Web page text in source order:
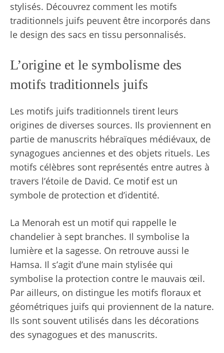
stylisés. Découvrez comment les motifs
traditionnels juifs peuvent être incorporés dans
le design des sacs en tissu personnalisés.
L’origine et le symbolisme des
motifs traditionnels juifs
Les motifs juifs traditionnels tirent leurs
origines de diverses sources. Ils proviennent en
partie de manuscrits hébraïques médiévaux, de
synagogues anciennes et des objets rituels. Les
motifs célèbres sont représentés entre autres à
travers l’étoile de David. Ce motif est un
symbole de protection et d’identité.
La Menorah est un motif qui rappelle le
chandelier à sept branches. Il symbolise la
lumière et la sagesse. On retrouve aussi le
Hamsa. Il s’agit d’une main stylisée qui
symbolise la protection contre le mauvais œil.
Par ailleurs, on distingue les motifs floraux et
géométriques juifs qui proviennent de la nature.
Ils sont souvent utilisés dans les décorations
des synagogues et des manuscrits.